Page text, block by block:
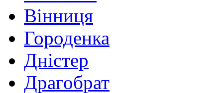
Вінниця
Городенка
Дністер
Драгобрат